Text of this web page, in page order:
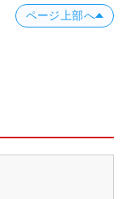
ページ上部へ